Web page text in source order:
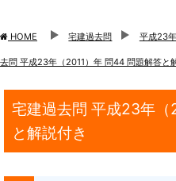
HOME 宅建過去問 平成23
去問 平成23年（2011）年 問44 問題解答と
宅建過去問 平成23年
と解説付き